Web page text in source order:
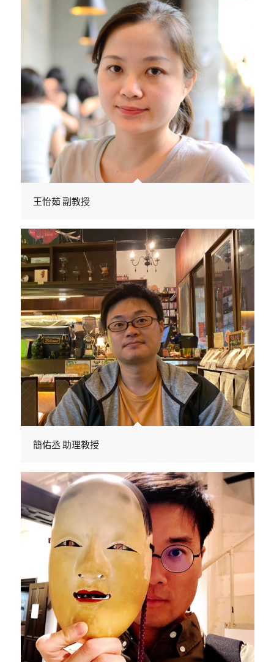
王怡茹 副教授
簡佑丞 助理教授